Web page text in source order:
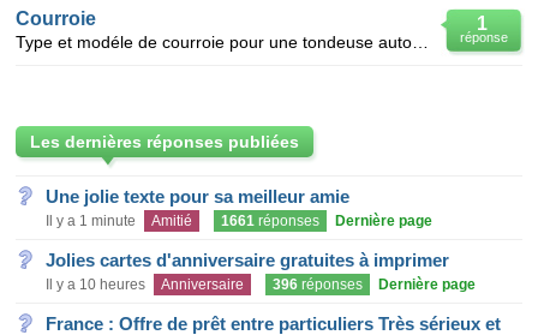
1
réponse
Courroie
Les dernières réponses publiées
Une jolie texte pour sa meilleur amie
Il y a 1 minute Amitié 1661 réponses Dernière page
Jolies cartes d'anniversaire gratuites à imprimer
Il y a 10 heures Anniversaire 396 réponses Dernière page
France : Offre de prêt entre particuliers Très sérieux et